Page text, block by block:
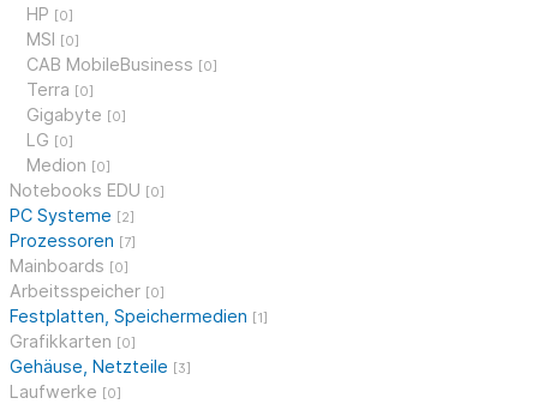
HP [0]
MSI [0]
CAB MobileBusiness [0]
Terra [0]
Gigabyte [0]
LG [0]
Medion [0]
Notebooks EDU [0]
PC Systeme [2]
Prozessoren [7]
Mainboards [0]
Arbeitsspeicher [0]
Festplatten, Speichermedien [1]
Grafikkarten [0]
Gehäuse, Netzteile [3]
Laufwerke [0]